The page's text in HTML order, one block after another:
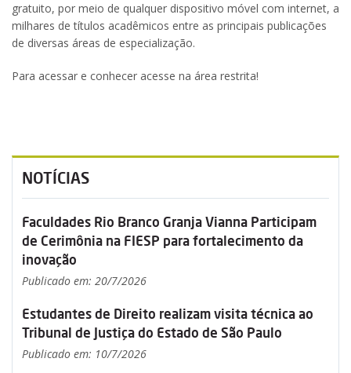
gratuito, por meio de qualquer dispositivo móvel com internet, a
milhares de títulos acadêmicos entre as principais publicações
de diversas áreas de especialização.
Para acessar e conhecer acesse na área restrita!
NOTÍCIAS
Faculdades Rio Branco Granja Vianna Participam
de Cerimônia na FIESP para fortalecimento da
inovação
Publicado em: 20/7/2026
Estudantes de Direito realizam visita técnica ao
Tribunal de Justiça do Estado de São Paulo
Publicado em: 10/7/2026